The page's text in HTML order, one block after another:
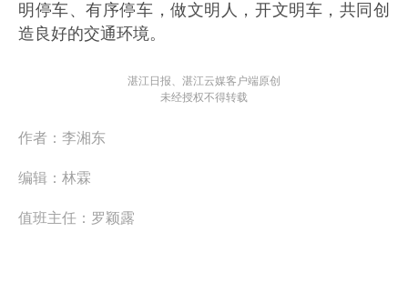
明停车、有序停车，做文明人，开文明车，共同创
造良好的交通环境。
湛江日报、湛江云媒客户端原创
未经授权不得转载
作者： 李湘东
编辑： 林霖
值班主任： 罗颖露